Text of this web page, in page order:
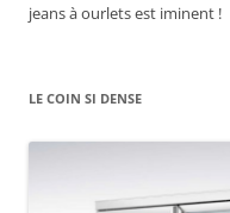
jeans à ourlets est iminent !
LE COIN SI DENSE